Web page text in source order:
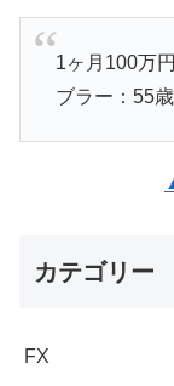
1ヶ月100万
ブラー：55歳
カテゴリー
FX